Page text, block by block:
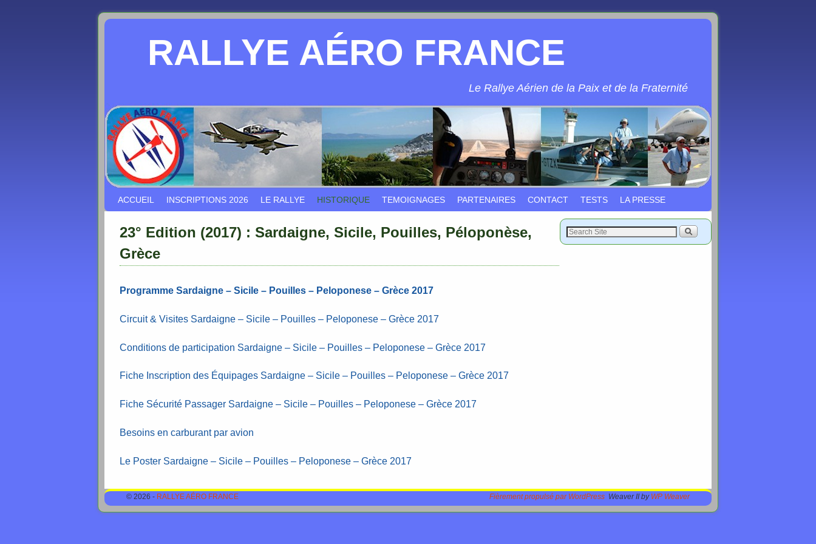
RALLYE AÉRO FRANCE
Le Rallye Aérien de la Paix et de la Fraternité
ACCUEIL INSCRIPTIONS 2026 LE RALLYE HISTORIQUE TEMOIGNAGES PARTENAIRES CONTACT TESTS LA PRESSE
23° Edition (2017) : Sardaigne, Sicile, Pouilles, Péloponèse,
Grèce
Programme Sardaigne – Sicile – Pouilles – Peloponese – Grèce 2017
Circuit & Visites Sardaigne – Sicile – Pouilles – Peloponese – Grèce 2017
Conditions de participation Sardaigne – Sicile – Pouilles – Peloponese – Grèce 2017
Fiche Inscription des Équipages Sardaigne – Sicile – Pouilles – Peloponese – Grèce 2017
Fiche Sécurité Passager Sardaigne – Sicile – Pouilles – Peloponese – Grèce 2017
Besoins en carburant par avion
Le Poster Sardaigne – Sicile – Pouilles – Peloponese – Grèce 2017
© 2026 - RALLYE AÉRO FRANCE Fièrement propulsé par WordPress Weaver II by WP Weaver